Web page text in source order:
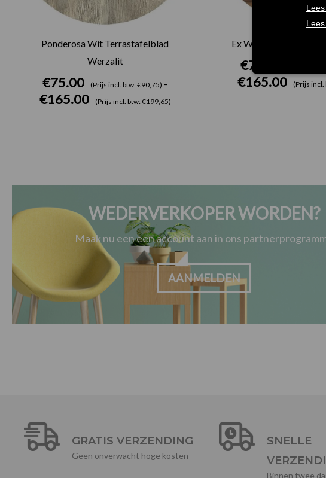
Ponderosa Wit Terrastafelblad
Werzalit
€75.00 (Prijs incl. btw: €90,75) -
€165.00 (Prijs incl. btw: €199,65)
Ex Works
€75.00
€165.00 (Prijs
WEDERVERKOPER WORDEN?
Maak nu een een account aan in ons
AANMELDEN
GRATIS VERZENDING
Geen onverwacht hoge kosten
SNELLE
Binnen twee